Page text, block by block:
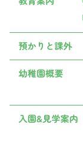
預かりと課外
幼稚園概要
入園&見学案内